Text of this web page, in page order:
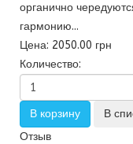
органично
гармонию...
Цена: 2050.00 грн
Количество:
Отзыв